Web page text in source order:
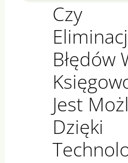
Czy
Czy
Błędów
Jest
Dzięki